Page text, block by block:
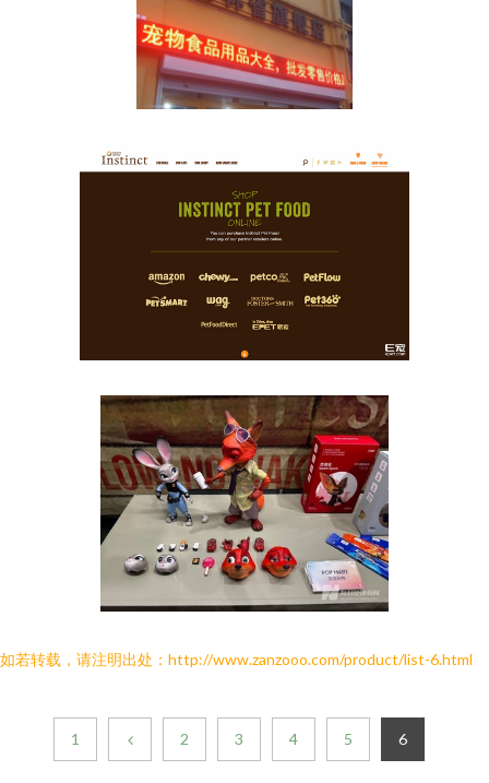
如若转载，请注明出处：http://www.zanzooo.com/product/list-6.html
1 2 3 4 5 6